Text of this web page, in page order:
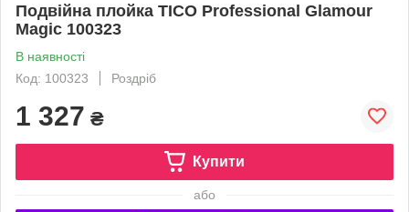
Подвійна плойка TICO Professional Glamour
Magic 100323
В наявності
Код: 100323
Роздріб
1 327 ₴
Купити
або